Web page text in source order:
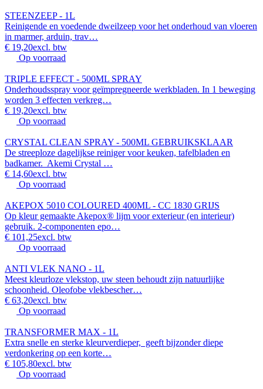
STEENZEEP - 1L
Reinigende en voedende dweilzeep voor het onderhoud van vloeren
in marmer, arduin, trav…
€ 19,20excl. btw
Op voorraad
TRIPLE EFFECT - 500ML SPRAY
Onderhoudsspray voor geïmpregneerde werkbladen. In 1 beweging
worden 3 effecten verkreg…
€ 19,20excl. btw
Op voorraad
CRYSTAL CLEAN SPRAY - 500ML GEBRUIKSKLAAR
De streeploze dagelijkse reiniger voor keuken, tafelbladen en
badkamer. Akemi Crystal …
€ 14,60excl. btw
Op voorraad
AKEPOX 5010 COLOURED 400ML - CC 1830 GRIJS
Op kleur gemaakte Akepox® lijm voor exterieur (en interieur)
gebruik. 2-componenten epo…
€ 101,25excl. btw
Op voorraad
ANTI VLEK NANO - 1L
Meest kleurloze vlekstop, uw steen behoudt zijn natuurlijke
schoonheid. Oleofobe vlekbescher…
€ 63,20excl. btw
Op voorraad
TRANSFORMER MAX - 1L
Extra snelle en sterke kleurverdieper, geeft bijzonder diepe
verdonkering op een korte…
€ 105,80excl. btw
Op voorraad